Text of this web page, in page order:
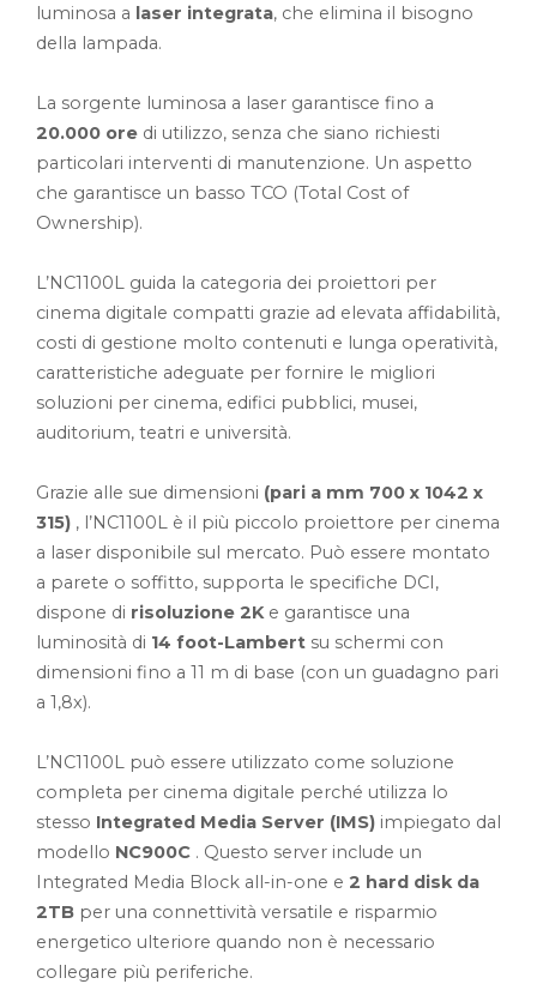
luminosa a laser integrata, che elimina il bisogno
della lampada.
La sorgente luminosa a laser garantisce fino a
20.000 ore di utilizzo, senza che siano richiesti
particolari interventi di manutenzione. Un aspetto
che garantisce un basso TCO (Total Cost of
Ownership).
L’NC1100L guida la categoria dei proiettori per
cinema digitale compatti grazie ad elevata affidabilità,
costi di gestione molto contenuti e lunga operatività,
caratteristiche adeguate per fornire le migliori
soluzioni per cinema, edifici pubblici, musei,
auditorium, teatri e università.
Grazie alle sue dimensioni (pari a mm 700 x 1042 x
315) , l’NC1100L è il più piccolo proiettore per cinema
a laser disponibile sul mercato. Può essere montato
a parete o soffitto, supporta le specifiche DCI,
dispone di risoluzione 2K e garantisce una
luminosità di 14 foot-Lambert su schermi con
dimensioni fino a 11 m di base (con un guadagno pari
a 1,8x).
L’NC1100L può essere utilizzato come soluzione
completa per cinema digitale perché utilizza lo
stesso Integrated Media Server (IMS) impiegato dal
modello NC900C . Questo server include un
Integrated Media Block all-in-one e 2 hard disk da
2TB per una connettività versatile e risparmio
energetico ulteriore quando non è necessario
collegare più periferiche.